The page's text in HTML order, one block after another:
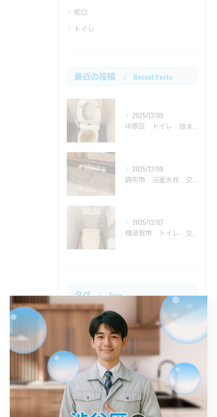
蛇口
トイレ
最近の投稿 Recent Posts
2025/12/09
2025/12/08
2025/12/07
タグ Tags
屋外排水管詰まり 解消
トイレ詰まり 詰まり
春日部市 江戸川区
八王子市 シンク 入間市 平塚市
洗面台 神奈川区 台所詰まり 異物